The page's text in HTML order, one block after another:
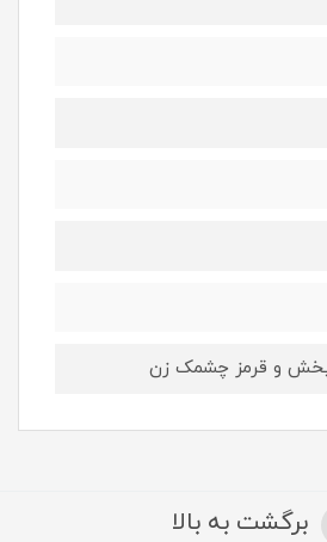
پخش و قرمز چشمک زن
برگشت به بالا